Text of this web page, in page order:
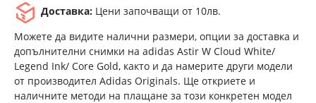
Доставка: Цени започващи от 10лв.
Можете да видите налични размери, опции за доставка и
допълнителни снимки на adidas Astir W Cloud White/
Legend Ink/ Core Gold, както и да намерите други модели
от производител Adidas Originals. Ще откриете и
наличните методи на плащане за този конкретен модел